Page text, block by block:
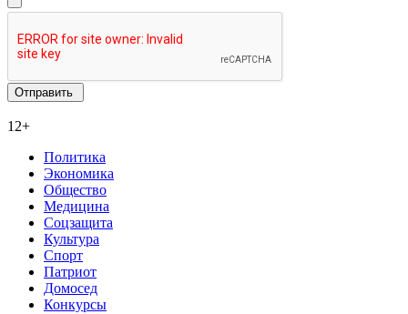
12+
Политика
Экономика
Общество
Медицина
Соцзащита
Культура
Спорт
Патриот
Домосед
Конкурсы